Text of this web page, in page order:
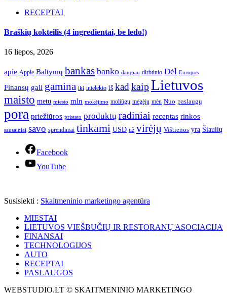
RECEPTAI
Braškių kokteilis (4 ingredientai, be ledo!)
16 liepos, 2026
apie Apple Baltymų bankas banko daugiau dirbtinio Dėl Europos
Finansų gali gamina iki intelekto iš kad kaipLietuvos
maisto metu miesto mln mokėjimo moliūgų mėgėjų mėn Nuo paslaugų
pora priežiūros pristato produktų radiniai receptas rinkos
sausainiai savo sprendimai tinkami USD už virėjų Vištienos yra Šiaulių
Facebook
YouTube
Susisiekti : Skaitmeninio marketingo agentūra
MIESTAI
LIETUVOS VIEŠBUČIŲ IR RESTORANŲ ASOCIACIJA
FINANSAI
TECHNOLOGIJOS
AUTO
RECEPTAI
PASLAUGOS
WEBSTUDIO.LT © SKAITMENINIO MARKETINGO